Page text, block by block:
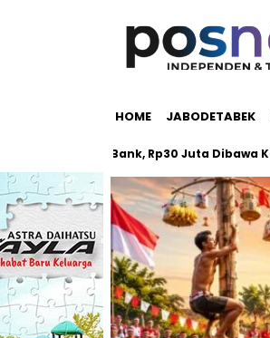
HOME JABODETABEK
di Bank, Rp30 Juta Dibawa Kabur